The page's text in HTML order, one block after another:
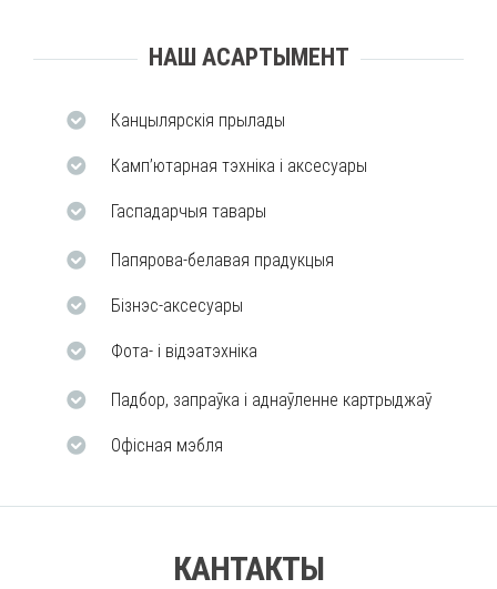
НАШ АСАРТЫМЕНТ
Канцылярскія прылады
Камп’ютарная тэхніка і аксесуары
Гаспадарчыя тавары
Папярова-белавая прадукцыя
Бізнэс-аксесуары
Фота- і відэатэхніка
Падбор, запраўка і аднаўленне картрыджаў
Офісная мэбля
КАНТАКТЫ